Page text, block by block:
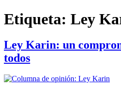
Etiqueta: Ley
Ley Karin: un
todos